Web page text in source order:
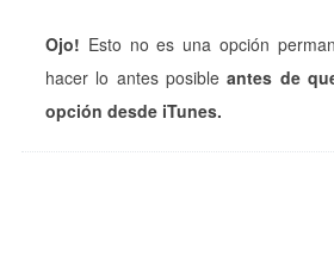
Ojo! Esto no es una opción
hacer lo antes posible antes de
opción desde iTunes.